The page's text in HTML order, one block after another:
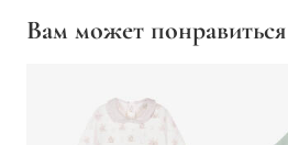
Вам может понравиться